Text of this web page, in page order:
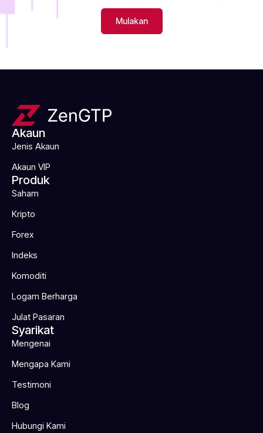
Mulakan
Akaun
Jenis Akaun
Akaun VIP
Produk
Saham
Kripto
Forex
Indeks
Komoditi
Logam Berharga
Julat Pasaran
Syarikat
Mengenai
Mengapa Kami
Testimoni
Blog
Hubungi Kami